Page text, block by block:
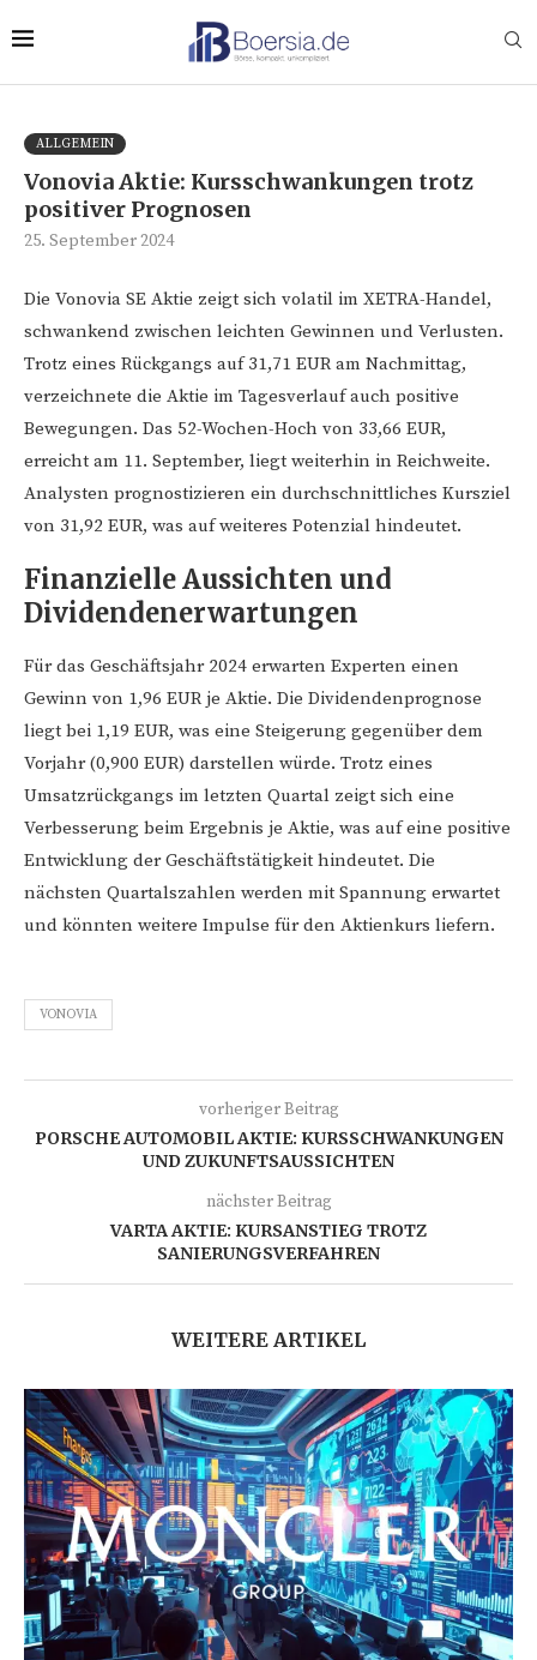
ALLGEMEIN
Vonovia Aktie: Kursschwankungen trotz
positiver Prognosen
25. September 2024
Die Vonovia SE Aktie zeigt sich volatil im XETRA-Handel,
schwankend zwischen leichten Gewinnen und Verlusten.
Trotz eines Rückgangs auf 31,71 EUR am Nachmittag,
verzeichnete die Aktie im Tagesverlauf auch positive
Bewegungen. Das 52-Wochen-Hoch von 33,66 EUR,
erreicht am 11. September, liegt weiterhin in Reichweite.
Analysten prognostizieren ein durchschnittliches Kursziel
von 31,92 EUR, was auf weiteres Potenzial hindeutet.
Finanzielle Aussichten und
Dividendenerwartungen
Für das Geschäftsjahr 2024 erwarten Experten einen
Gewinn von 1,96 EUR je Aktie. Die Dividendenprognose
liegt bei 1,19 EUR, was eine Steigerung gegenüber dem
Vorjahr (0,900 EUR) darstellen würde. Trotz eines
Umsatzrückgangs im letzten Quartal zeigt sich eine
Verbesserung beim Ergebnis je Aktie, was auf eine positive
Entwicklung der Geschäftstätigkeit hindeutet. Die
nächsten Quartalszahlen werden mit Spannung erwartet
und könnten weitere Impulse für den Aktienkurs liefern.
VONOVIA
vorheriger Beitrag
PORSCHE AUTOMOBIL AKTIE: KURSSCHWANKUNGEN
UND ZUKUNFTSAUSSICHTEN
nächster Beitrag
VARTA AKTIE: KURSANSTIEG TROTZ
SANIERUNGSVERFAHREN
WEITERE ARTIKEL